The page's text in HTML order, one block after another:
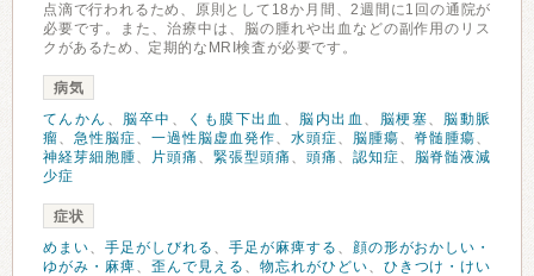
点滴で行われるため、原則として18か月間、2週間に1回の通院が
必要です。また、治療中は、脳の腫れや出血などの副作用のリス
クがあるため、定期的なMRI検査が必要です。
病気
てんかん 、 脳卒中 、 くも膜下出血 、 脳内出血 、 脳梗塞、 脳動脈
瘤、 急性脳症、 一過性脳虚血発作、 水頭症、 脳腫瘍、 脊髄腫瘍、
神経芽細胞腫、 片頭痛 、 緊張型頭痛 、 頭痛 、 認知症、
脳脊髄液減
少症
症状
めまい、 手足がしびれる 、 手足が麻痺する 、
顔の形がおかしい・
ゆがみ・麻痺、 歪んで見える 、 物忘れがひどい、 ひきつけ・けい